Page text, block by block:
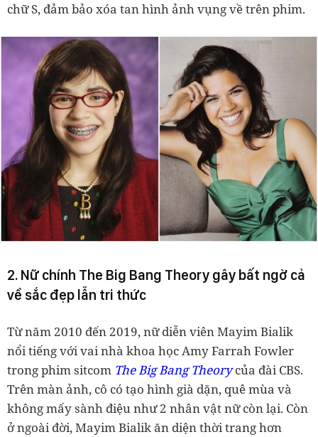
chữ S, đảm bảo xóa tan hình ảnh vụng về trên phim.
2. Nữ chính The Big Bang Theory gây bất ngờ cả
về sắc đẹp lẫn tri thức
Từ năm 2010 đến 2019, nữ diễn viên Mayim Bialik
nổi tiếng với vai nhà khoa học Amy Farrah Fowler
trong phim sitcom The Big Bang Theorycủa đài CBS.
Trên màn ảnh, cô có tạo hình già dặn, quê mùa và
không mấy sành điệu như 2 nhân vật nữ còn lại. Còn
ở ngoài đời, Mayim Bialik ăn diện thời trang hơn